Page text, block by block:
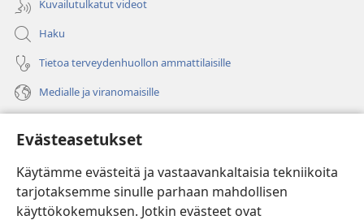
Evästeasetukset
Käytämme evästeitä ja vastaavankaltaisia tekniikoita
tarjotaksemme sinulle parhaan mahdollisen
käyttökokemuksen. Jotkin evästeet ovat
Kuvailutulkatut videot
Haku
Tietoa terveydenhuollon ammattilaisille
Medialle ja viranomaisille
(avaa
uuden
ikkunan)Vartiotornin VERKKOKIRJASTO
(avaa